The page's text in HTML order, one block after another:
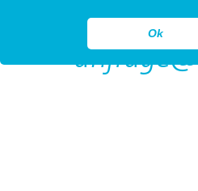
Ok
http://